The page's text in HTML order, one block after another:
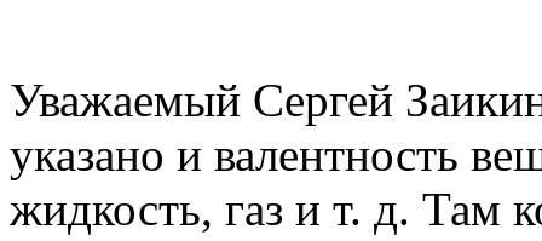
Уважаемый Сергей
указано и валентность
жидкость, газ и т. д. Там